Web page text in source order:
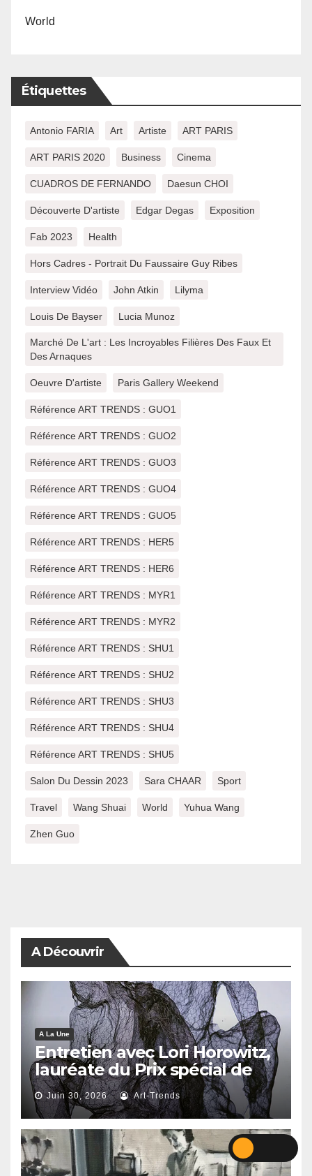
World
Étiquettes
Antonio FARIA Art Artiste ART PARIS
ART PARIS 2020 Business Cinema
CUADROS DE FERNANDO Daesun CHOI
Découverte D'artiste Edgar Degas Exposition
Fab 2023 Health
Hors Cadres - Portrait Du Faussaire Guy Ribes
Interview Vidéo John Atkin Lilyma
Louis De Bayser Lucia Munoz
Marché De L'art : Les Incroyables Filières Des Faux Et
Des Arnaques
Oeuvre D'artiste Paris Gallery Weekend
Référence ART TRENDS : GUO1
Référence ART TRENDS : GUO2
Référence ART TRENDS : GUO3
Référence ART TRENDS : GUO4
Référence ART TRENDS : GUO5
Référence ART TRENDS : HER5
Référence ART TRENDS : HER6
Référence ART TRENDS : MYR1
Référence ART TRENDS : MYR2
Référence ART TRENDS : SHU1
Référence ART TRENDS : SHU2
Référence ART TRENDS : SHU3
Référence ART TRENDS : SHU4
Référence ART TRENDS : SHU5
Salon Du Dessin 2023 Sara CHAAR Sport
Travel Wang Shuai World Yuhua Wang
Zhen Guo
A Découvrir
A La Une
Entretien avec Lori Horowitz,
lauréate du Prix spécial de
reconnaissance artistique
2026
Juin 30, 2026 Art-Trends